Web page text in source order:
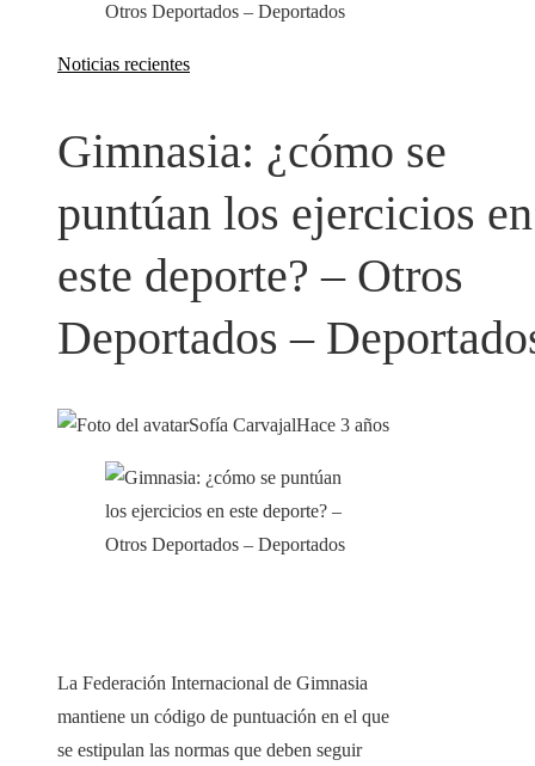
Otros Deportados – Deportados
Noticias recientes
Gimnasia: ¿cómo se
puntúan los ejercicios en
este deporte? – Otros
Deportados –
Sofía CarvajalHace 3 años
La Federación Internacional de Gimnasia
mantiene un código de puntuación en el que
se estipulan las normas que deben seguir